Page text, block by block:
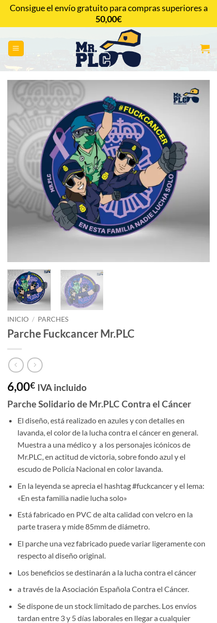
Saltar
contenido
CONTACTAR
INICIO / PARCHES
Parche Fuckcancer Mr.PLC
6,00€ IVA incluido
Parche Solidario de Mr.PLC Contra el Cáncer
El diseño, está realizado en azules y con detalles en
lavanda, el color de la lucha contra el cáncer en general.
Muestra a una médico y a los personajes icónicos de
Mr.PLC, en actitud de victoria, sobre fondo azul y el
escudo de Policía Nacional en color lavanda.
En la leyenda se aprecia el hashtag #fuckcancer y el lema:
«En esta familia nadie lucha solo»
Está fabricado en PVC de alta calidad con velcro en la
parte trasera y mide 85mm de diámetro.
El parche una vez fabricado puede variar ligeramente con
respecto al diseño original.
Los beneficios se destinarán a la lucha contra el cáncer
a través de la Asociación Española Contra el Cáncer.
Se dispone de un stock limitado de parches. Los envíos
tardan entre 3 y 5 días laborales en llegar a cualquier
Consigue el envío gratuito para compras superiores a
50,00€